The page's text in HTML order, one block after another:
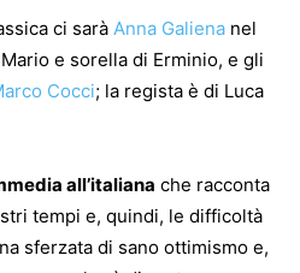
ci sarà Anna Galiena nel
e sorella di Erminio, e gli
Cocci; la regista è di Luca
all’italiana che racconta
tempi e, quindi, le difficoltà
sferzata di sano ottimismo e,